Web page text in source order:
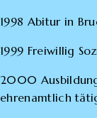
1998 Abitur in
1999 Freiwillig
2000 Ausbildung
ehrenamtlich